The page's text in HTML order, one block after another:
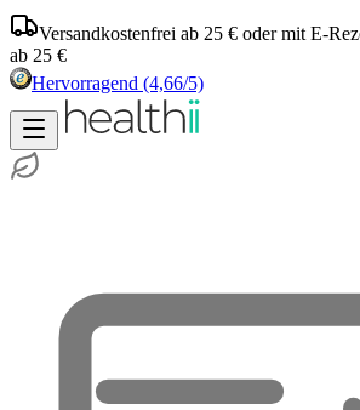
Versandkostenfrei ab 25 € oder mit E-
ab 25 €
Hervorragend (4,66/5)